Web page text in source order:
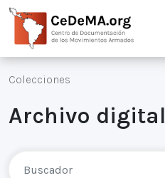
Colecciones
Archivo digital